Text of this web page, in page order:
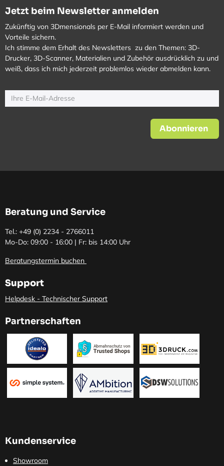
Jetzt beim Newsletter anmelden
Zukünftig von 3Dmensionals per E-Mail informiert werden und
Vorteile sichern.
Ich stimme dem Erhalt des Newsletters zu den Themen: 3D-
Drucker, 3D-Scanner, Materialien und Zubehör ausdrücklich zu und
weiß, dass ich mich jederzeit problemlos wieder abmelden kann.
Abonnieren
Beratung und Service
Tel.: +49 (0) 2234 - 2766011
Mo-Do: 09:00 - 16:00 | Fr: bis 14:00 Uhr
Beratungstermin buchen
Support
Helpdesk - Technischer Support
Partnerschaften
Kundenservice
Showroom